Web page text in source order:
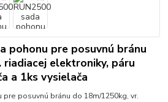
pohonu pre posuvnú bránu
elektroniky, páru
a 1ks vysielača
pre posuvnú bránu do 18m/1250kg, vr.